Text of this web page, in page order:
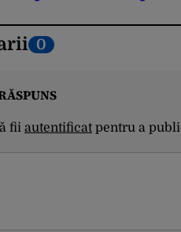
0
fii autentificatpentru a